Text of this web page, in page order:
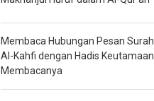
Membaca Hubungan Pesan Surah
Al-Kahfi dengan Hadis Keutamaan
Membacanya